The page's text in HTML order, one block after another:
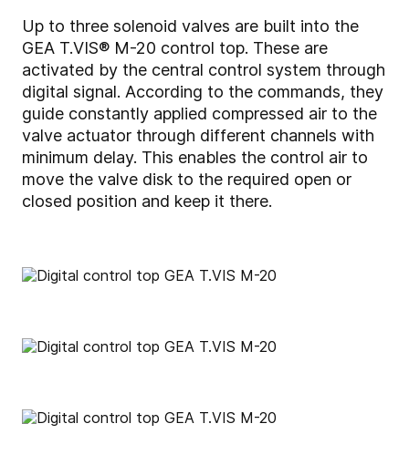
Up to three solenoid valves are built into the
GEA T.VIS® M-20 control top. These are
activated by the central control system through
digital signal. According to the commands, they
guide constantly applied compressed air to the
valve actuator through different channels with
minimum delay. This enables the control air to
move the valve disk to the required open or
closed position and keep it there.